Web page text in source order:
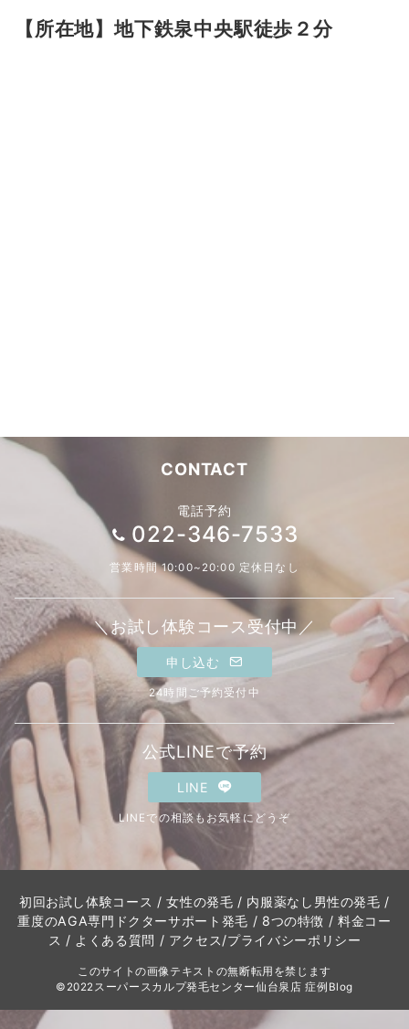
【所在地】地下鉄泉中央駅徒歩２分
CONTACT
電話予約
022-346-7533
営業時間 10:00~20:00 定休日なし
＼お試し体験コース受付中／
申し込む
24時間ご予約受付中
公式LINEで予約
LINE
LINEでの相談もお気軽にどうぞ
初回お試し体験コース /女性の発毛 / 内服薬なし男性の発毛 /
重度のAGA専門ドクターサポート発毛 / 8つの特徴 / 料金コー
ス / よくある質問 / アクセス/プライバシーポリシー
このサイトの画像テキストの無断転用を禁じます
©2022スーパースカルプ発毛センター仙台泉店 症例Blog